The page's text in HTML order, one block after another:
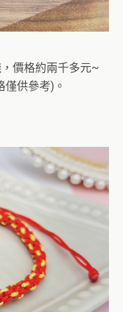
價格約兩千多元~
供參考)。